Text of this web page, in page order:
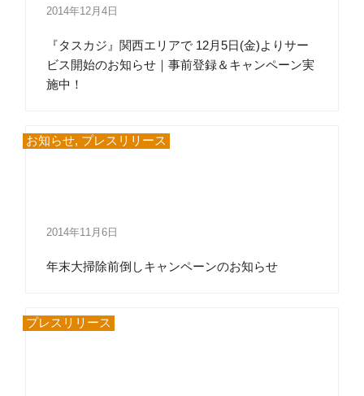
2014年12月4日
『タスカジ』関西エリアで 12月5日(金)よりサー
ビス開始のお知らせ｜事前登録＆キャンペーン実
施中！
お知らせ, プレスリリース
2014年11月6日
年末大掃除前倒しキャンペーンのお知らせ
プレスリリース